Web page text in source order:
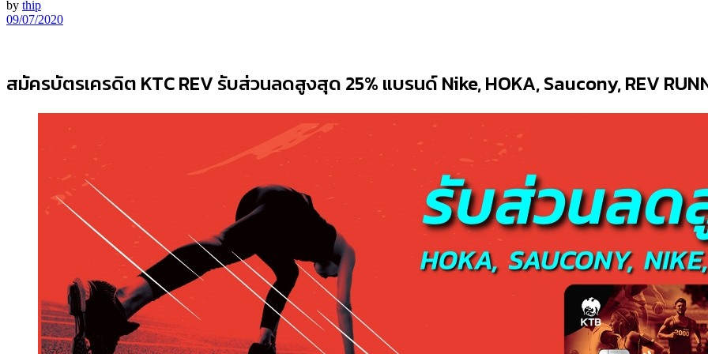
by thip
09/07/2020
สมัครบัตรเครดิต KTC REV รับส่วนลดสูงสุด 25% แบรนด์ Nike, HOKA, Saucony, REV